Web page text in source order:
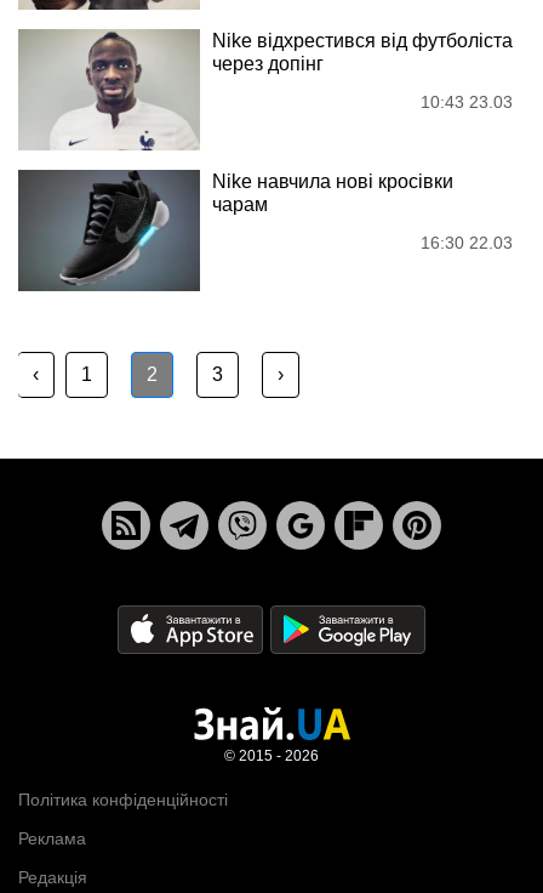
Nike відхрестився від футболіста
через допінг
10:43 23.03
Nike навчила нові кросівки
чарам
16:30 22.03
‹ 1 2 3 ›
Політика конфіденційності
Реклама
Редакція
© 2015 - 2026